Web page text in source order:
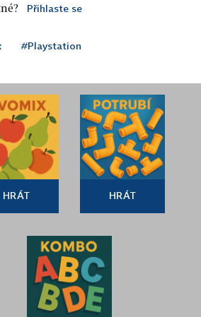
Přihlaste se
#Playstation
HRÁT HRÁT